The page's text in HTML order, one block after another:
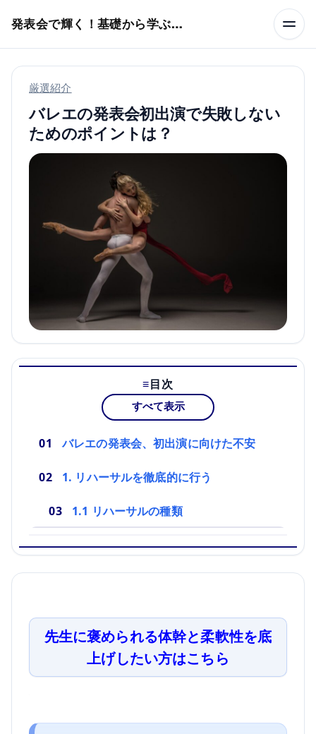
発表会で輝く！基礎から学ぶバレエ術
厳選紹介
バレエの発表会初出演で失敗しない
ためのポイントは？
目次
すべて表示
バレエの発表会、初出演に向けた不安
1. リハーサルを徹底的に行う
1.1 リハーサルの種類
先生に褒められる体幹と柔軟性を底
上げしたい方はこちら